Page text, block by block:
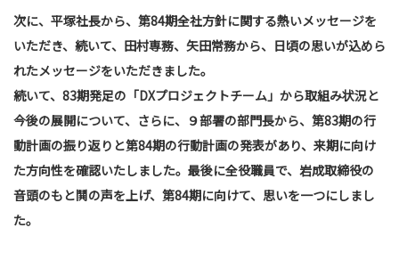
次に、平塚社長から、第84期全社方針に関する熱いメッセージを
いただき、続いて、田村専務、矢田常務から、日頃の思いが込めら
れたメッセージをいただきました。
続いて、83期発足の「DXプロジェクトチーム」から取組み状況と
今後の展開について、さらに、９部署の部門長から、第83期の行
動計画の振り返りと第84期の行動計画の発表があり、来期に向け
た方向性を確認いたしました。最後に全役職員で、岩成取締役の
音頭のもと鬨の声を上げ、第84期に向けて、思いを一つにしまし
た。